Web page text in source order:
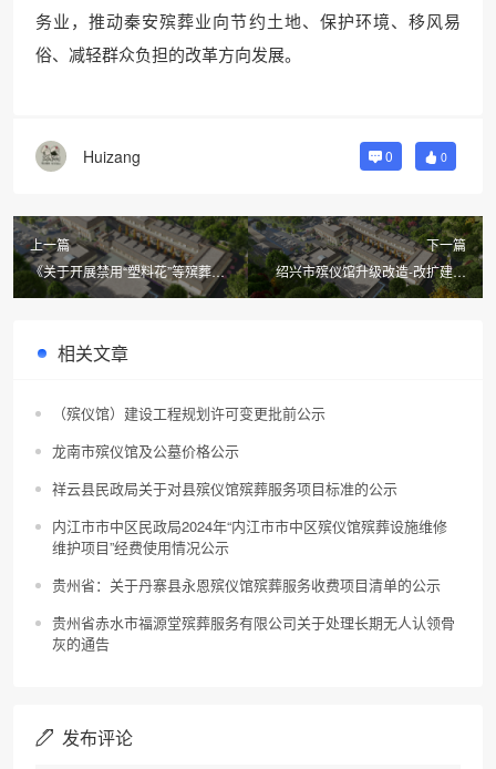
务业，推动秦安殡葬业向节约土地、保护环境、移风易
俗、减轻群众负担的改革方向发展。
Huizang 0 0
上一篇
《关于开展禁用“塑料花”等殡葬祭
祀用品专项整治行动的通知》（征
下一篇
绍兴市殡仪馆升级改造-改扩建施
工项目[A3306010720007909]
相关文章
（殡仪馆）建设工程规划许可变更批前公示
龙南市殡仪馆及公墓价格公示
祥云县民政局关于对县殡仪馆殡葬服务项目标准的公示
内江市市中区民政局2024年“内江市市中区殡仪馆殡葬设施维修
维护项目”经费使用情况公示
贵州省：关于丹寨县永恩殡仪馆殡葬服务收费项目清单的公示
贵州省赤水市福源堂殡葬服务有限公司关于处理长期无人认领骨
灰的通告
发布评论